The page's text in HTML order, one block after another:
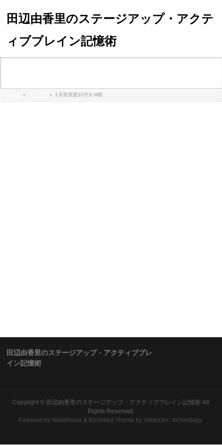
田辺由香里のステージアップ・アクテ
ィブブレイン記憶術
» » 1月英実践10代S.M様
田辺由香里のステージアップ・アクティブブレ
イン記憶術
Copyright © 田辺由香里のステージアップ・アクティブブレイン記憶術 All
Rights Reserved.
Powered byWordPress & BizVektor Theme by Vektor,Inc. technology.